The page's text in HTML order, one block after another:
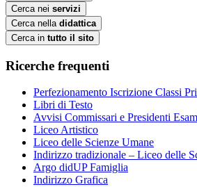
Cerca nei servizi
Cerca nella didattica
Cerca in tutto il sito
Ricerche frequenti
Perfezionamento Iscrizione Classi
Libri di Testo
Avvisi Commissari e Presidenti
Liceo Artistico
Liceo delle Scienze Umane
Indirizzo tradizionale – Liceo delle
Argo didUP Famiglia
Indirizzo Grafica